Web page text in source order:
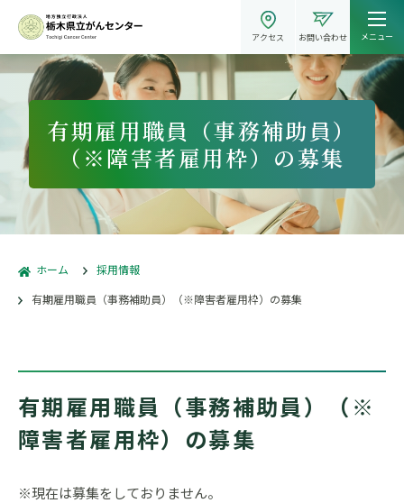
アクセス お問い合わせ メニュー
有期雇用職員（事務補助員）
（※障害者雇用枠）の募集
ホーム
採用情報
有期雇用職員（事務補助員）（※障害者雇用枠）の募集
有期雇用職員（事務補助員）（※
障害者雇用枠）の募集
※現在は募集をしておりません。